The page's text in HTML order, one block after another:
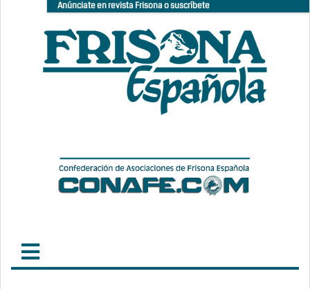
Anúnciate en revista Frisona o suscríbete